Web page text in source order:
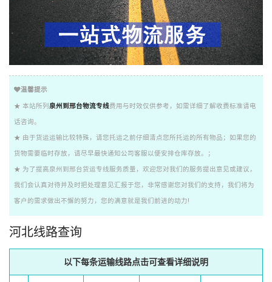
温馨提示
★ 本站所列 泉州到邢台物流专线费用与时效仅供参考，如需详细了解收费标准请电
话咨询。
★ 由于货运运输比较特殊，请您托运之前仔细清点您所托运的所有物品；如果您的
货物需要临时存放，请尽早最快通知公司客服以便安排仓库存放。；
★ 为了提高泉州到邢台货运专线服务质量，欢迎您对我们的服务提出意见或建议，
我们会认真对待并及时把处理意见汇报于您，非常感谢您对我们的支持，我们将为
客户的需求做出不懈的努力，您的满意就是我们前进的动力!
河北线路查询
以下每条运输线路点击可查看详细说明